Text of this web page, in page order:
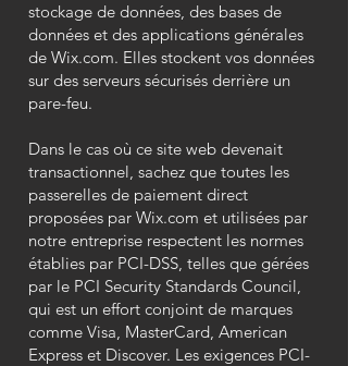
stockage de données, des bases de
données et des applications générales
de Wix.com. Elles stockent vos données
sur des serveurs sécurisés derrière un
pare-feu.
Dans le cas où ce site web devenait
transactionnel, sachez que toutes les
passerelles de paiement direct
proposées par Wix.com et utilisées par
notre entreprise respectent les normes
établies par PCI-DSS, telles que gérées
par le PCI Security Standards Council,
qui est un effort conjoint de marques
comme Visa, MasterCard, American
Express et Discover. Les exigences PCI-